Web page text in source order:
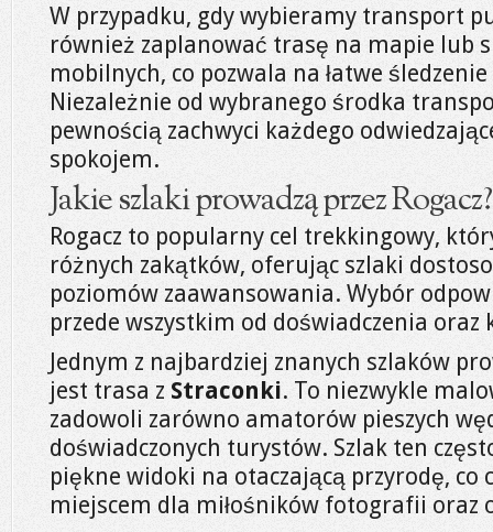
W przypadku, gdy wybieramy transport
również zaplanować trasę na mapie lub
mobilnych, co pozwala na łatwe śledzenie
Niezależnie od wybranego środka
pewnością zachwyci każdego
spokojem.
Jakie szlaki prowadzą przez Rogacz?
Rogacz to popularny cel trekkingowy,
różnych zakątków, oferując szlaki
poziomów zaawansowania. Wybór
przede wszystkim od doświadczenia oraz
Jednym z najbardziej znanych szlaków
jest trasa z Straconki. To niezwykle
zadowoli zarówno amatorów pieszych
doświadczonych turystów. Szlak ten
piękne widoki na otaczającą przyrodę, co
miejscem dla miłośników fotografii oraz